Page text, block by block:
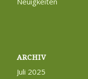
ARCHIV
Juli 2025